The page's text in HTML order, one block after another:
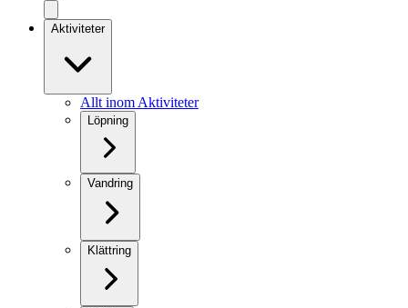
Aktiviteter
Allt inom Aktiviteter
Löpning
Vandring
Klättring